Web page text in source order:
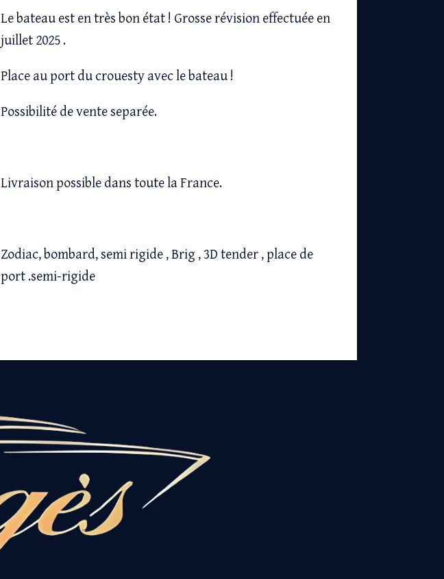
Le bateau est en très bon état ! Grosse révision effectuée en
juillet 2025 .
Place au port du crouesty avec le bateau !
Possibilité de vente separée.
Livraison possible dans toute la France.
Zodiac, bombard, semi rigide , Brig , 3D tender , place de
port .semi-rigide